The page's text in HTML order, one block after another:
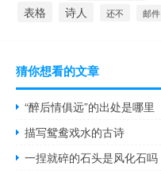
表格 诗人 还不 邮件
猜你想看的文章
“醉后情俱远”的出处是哪里
描写鸳鸯戏水的古诗
一捏就碎的石头是风化石吗